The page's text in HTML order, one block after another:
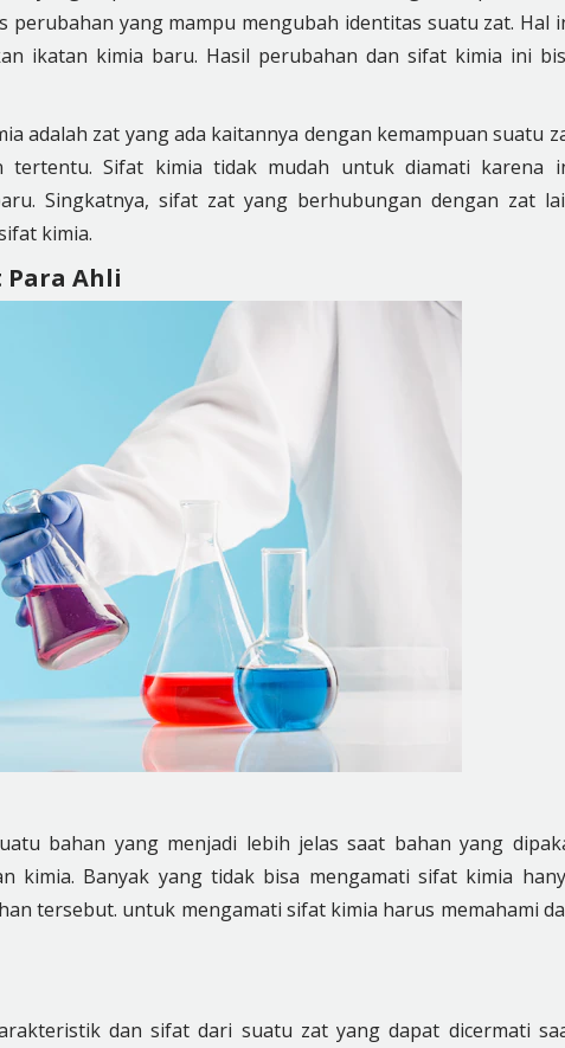
perubahan yang mampu mengubah identitas suatu zat. Hal
ikatan kimia baru. Hasil perubahan dan sifat kimia ini
adalah zat yang ada kaitannya dengan kemampuan suatu
tertentu. Sifat kimia tidak mudah untuk diamati karena
Singkatnya, sifat zat yang berhubungan dengan zat
kimia.
Ahli
bahan yang menjadi lebih jelas saat bahan yang
kimia. Banyak yang tidak bisa mengamati sifat kimia
tersebut. untuk mengamati sifat kimia harus memahami
dan sifat dari suatu zat yang dapat dicermati